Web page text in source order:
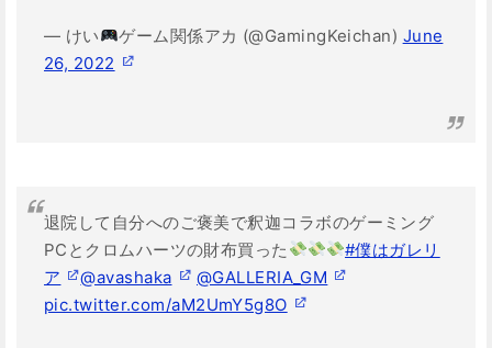
— けい ゲーム関係アカ (@GamingKeichan) June
26, 2022
退院して自分へのご褒美で釈迦コラボのゲーミング
PCとクロムハーツの財布買った
#僕はガレリ
ア
@avashaka
@GALLERIA_GM
pic.twitter.com/aM2UmY5g8O